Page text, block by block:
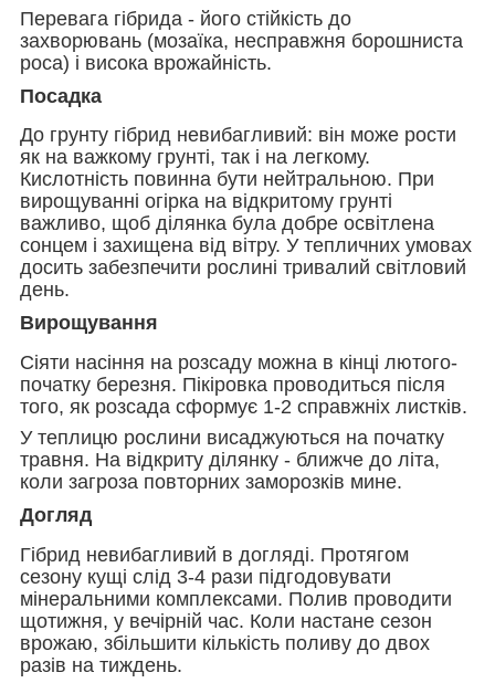
Перевага гібрида - його стійкість до
захворювань (мозаїка, несправжня борошниста
роса) і висока врожайність.
Посадка
До грунту гібрид невибагливий: він може рости
як на важкому грунті, так і на легкому.
Кислотність повинна бути нейтральною. При
вирощуванні огірка на відкритому грунті
важливо, щоб ділянка була добре освітлена
сонцем і захищена від вітру. У тепличних умовах
досить забезпечити рослині тривалий світловий
день.
Вирощування
Сіяти насіння на розсаду можна в кінці лютого-
початку березня. Пікіровка проводиться після
того, як розсада сформує 1-2 справжніх листків.
У теплицю рослини висаджуються на початку
травня. На відкриту ділянку - ближче до літа,
коли загроза повторних заморозків мине.
Догляд
Гібрид невибагливий в догляді. Протягом
сезону кущі слід 3-4 рази підгодовувати
мінеральними комплексами. Полив проводити
щотижня, у вечірній час. Коли настане сезон
врожаю, збільшити кількість поливу до двох
разів на тиждень.